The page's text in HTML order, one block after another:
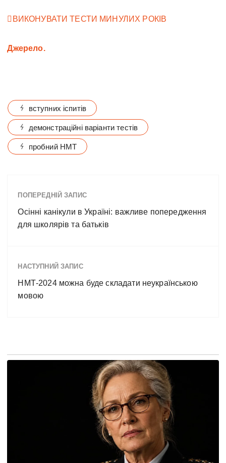
ВИКОНУВАТИ ТЕСТИ МИНУЛИХ РОКІВ
Джерело.
вступних іспитів
демонстраційні варіанти тестів
пробний НМТ
ПОПЕРЕДНІЙ ЗАПИС
Осінні канікули в Україні: важливе попередження
для школярів та батьків
НАСТУПНИЙ ЗАПИС
НМТ-2024 можна буде складати неукраїнською
мовою